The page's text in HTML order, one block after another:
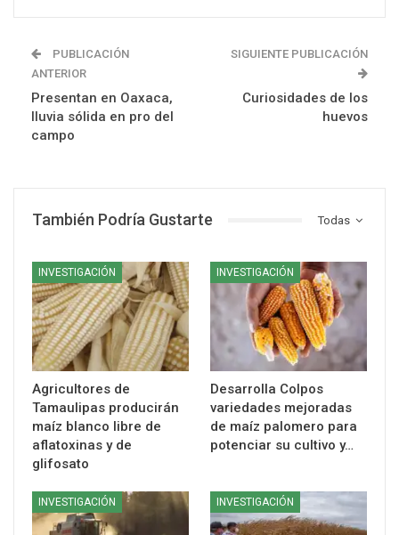
PUBLICACIÓN
ANTERIOR
Presentan en Oaxaca,
lluvia sólida en pro del
campo
SIGUIENTE PUBLICACIÓN
Curiosidades de los
huevos
Todas
También Podría Gustarte
INVESTIGACIÓN
Agricultores de
Tamaulipas producirán
maíz blanco libre de
aflatoxinas y de
glifosato
INVESTIGACIÓN
Desarrolla Colpos
variedades mejoradas
de maíz palomero para
potenciar su cultivo y…
INVESTIGACIÓN INVESTIGACIÓN